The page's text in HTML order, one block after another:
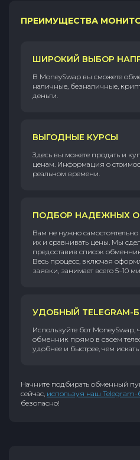
ПРЕИМУЩЕСТВА
ШИРОКИЙ ВЫБОР
В MoneySwap вы сможете
наличные, безналичные,
деньги.
ВЫГОДНЫЕ КУРСЫ
Здесь вы можете продать и
ценам. Информация о
реальном времени.
ПОДБОР НАДЕЖНЫХ
Вам не нужно самостоятельно
их и сравнивать цены. Мы
предоставив список
Весь процесс, включая
заявки, занимает всего 5–10
УДОБНЫЙ TELEGRAM-
Используйте бот
обменник прямо в своем
удобнее и быстрее, чем искать
Начните подбирать обменный
сейчас, используя наш Telegram-
безопасно!